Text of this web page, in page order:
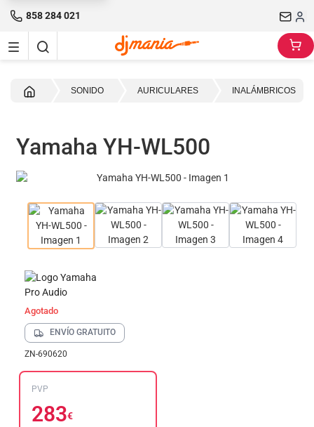
858 284 021
SONIDO AURICULARES INALÁMBRICOS
Yamaha YH-WL500
Agotado
ENVÍO GRATUITO
ZN-690620
PVP
283€